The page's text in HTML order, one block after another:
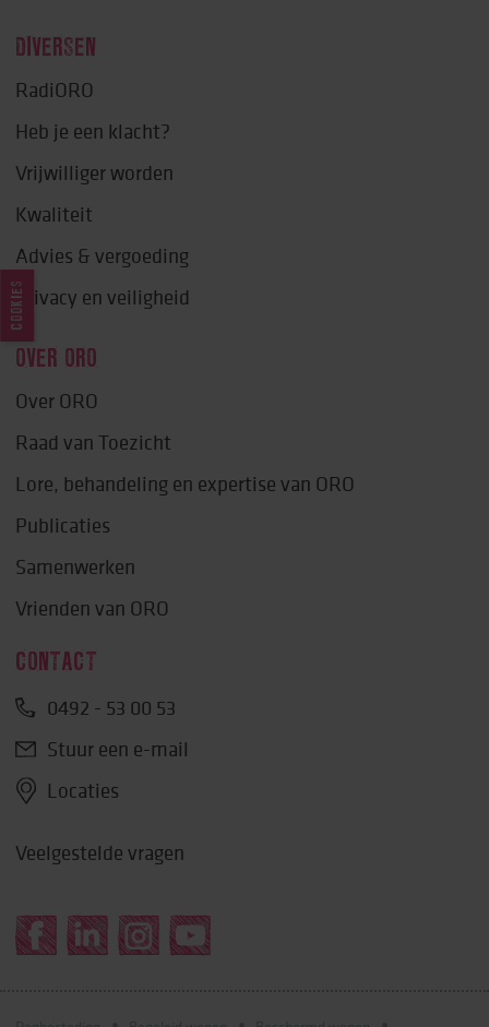
DIVERSEN
RadiORO
Heb je een klacht?
Vrijwilliger worden
Kwaliteit
Advies & vergoeding
Privacy en veiligheid
OVER ORO
Over ORO
Raad van Toezicht
Lore, behandeling en expertise van ORO
Publicaties
Samenwerken
Vrienden van ORO
CONTACT
0492 - 53 00 53
Stuur een e-mail
Locaties
Veelgestelde vragen
COOKIES